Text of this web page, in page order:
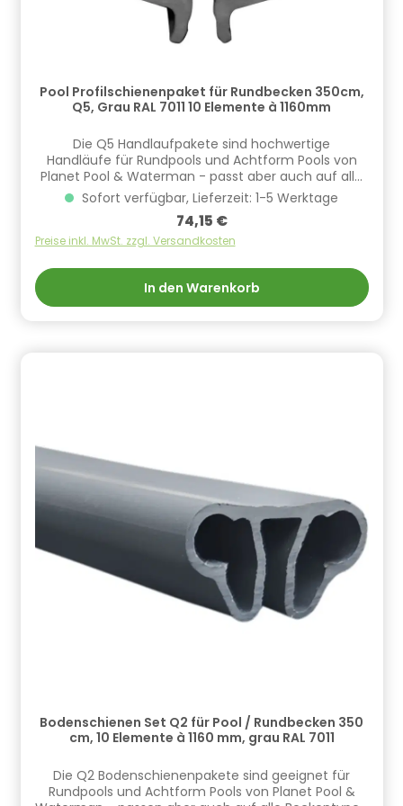
Pool Profilschienenpaket für Rundbecken 350cm,
Q5, Grau RAL 7011 10 Elemente à 1160mm
Die Q5 Handlaufpakete sind hochwertige
Handläufe für Rundpools und Achtform Pools von
Planet Pool & Waterman - passt aber auch auf alle
Beckentypen anderer Hersteller! Der Q5 Handlauf ist
für Einhängebiese Folien geeignet. Es handelt sich
um hochwertige PVC-Kunstoffprofile passend für
die entsprechende Poolgröße. Passend für Becken
Summer Fun, Planet Pool, MTH, MyPool und viele
andere.Die Elemente in entsprechender Anzahl sind
angenehme 40mm breit und 23mm hoch.Die
Sofort verfügbar, Lieferzeit: 1-5 Werktage
Regulärer Preis:
74,15 €
Preise inkl. MwSt. zzgl. Versandkosten
In den Warenkorb
Bodenschienen Set Q2 für Pool / Rundbecken 350
cm, 10 Elemente à 1160 mm, grau RAL 7011
​​Die Q2 Bodenschienenpakete sind geeignet für
Rundpools und Achtform Pools von Planet Pool &